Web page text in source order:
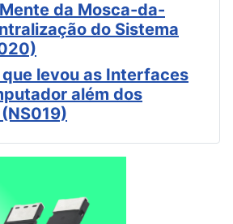
da Mosca-da-
do Sistema
que levou as Interfaces
além dos